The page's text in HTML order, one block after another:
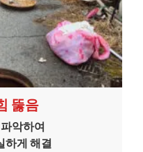
뚫음
악하여
하게 해결